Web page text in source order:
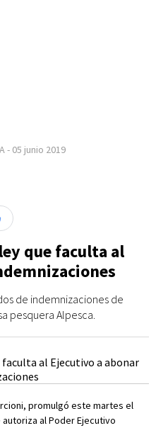
- 05 junio 2019
que faculta al
de indemnizaciones de
pesquera Alpesca.
promulgó este martes el
al Poder Ejecutivo